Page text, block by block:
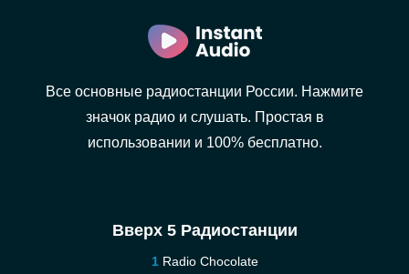
Все основные радиостанции России. Нажмите
значок радио и слушать. Простая в
использовании и 100% бесплатно.
Вверх 5 Радиостанции
Radio Chocolate